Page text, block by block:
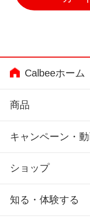
Calbeeホーム
商品
キャンペーン・
ショップ
知る・体験する